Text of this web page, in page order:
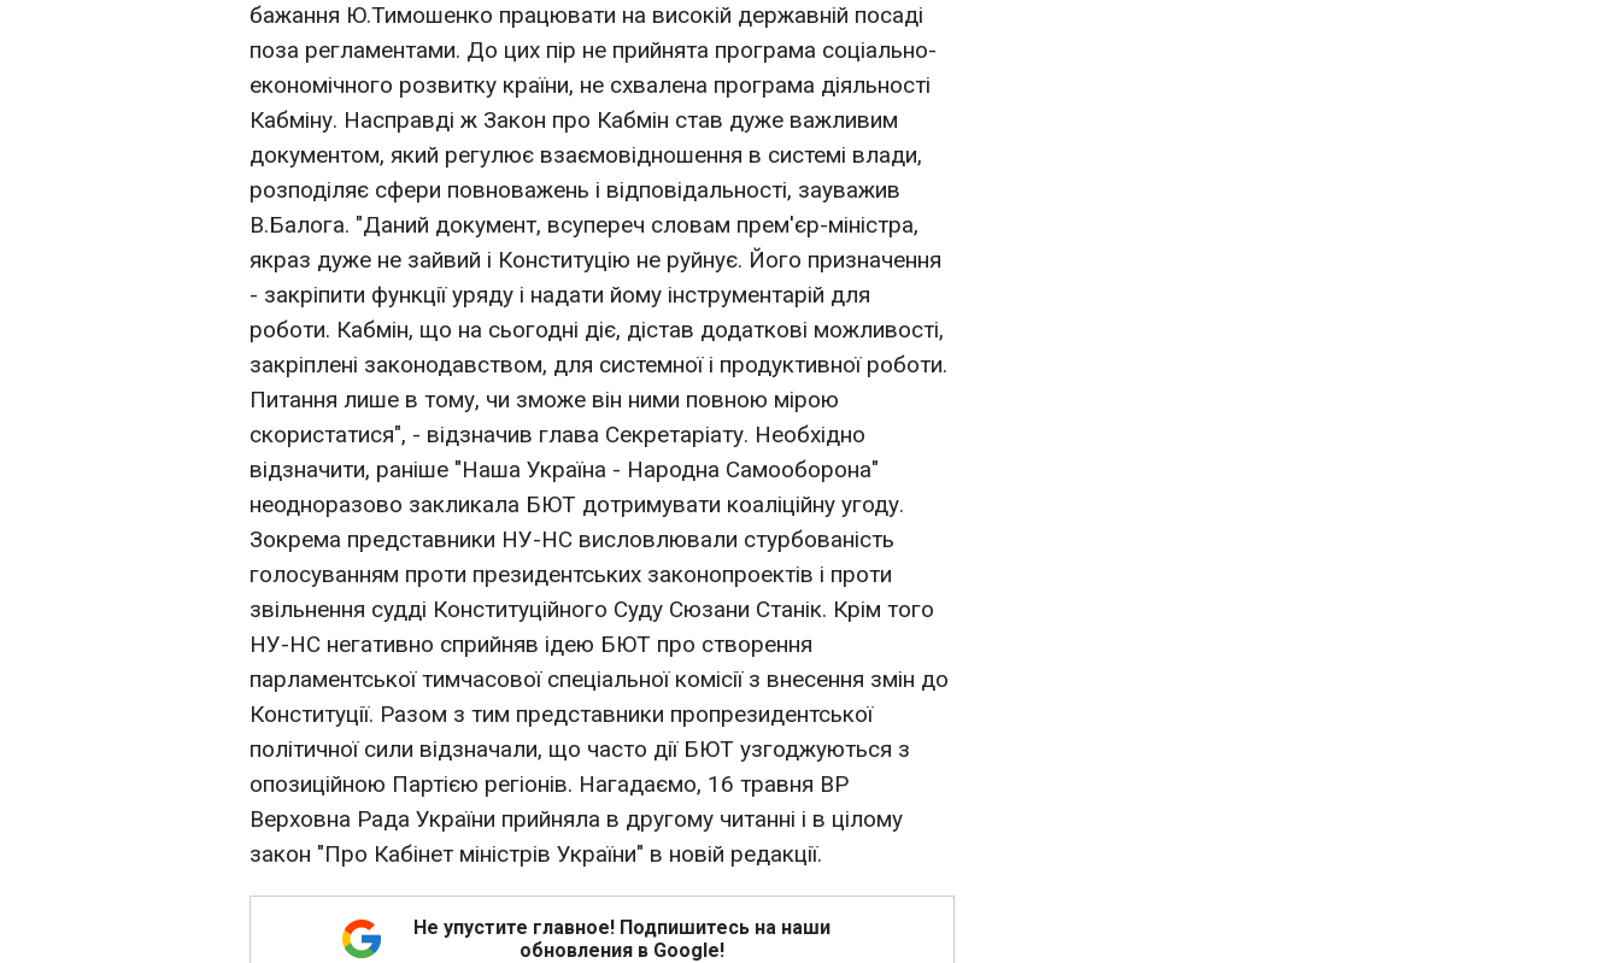
бажання Ю.Тимошенко працювати на високій державній посаді
поза регламентами. До цих пір не прийнята програма соціально-
економічного розвитку країни, не схвалена програма діяльності
Кабміну. Насправді ж Закон про Кабмін став дуже важливим
документом, який регулює взаємовідношення в системі влади,
розподіляє сфери повноважень і відповідальності, зауважив
В.Балога. "Даний документ, всупереч словам прем'єр-міністра,
якраз дуже не зайвий і Конституцію не руйнує. Його призначення
- закріпити функції уряду і надати йому інструментарій для
роботи. Кабмін, що на сьогодні діє, дістав додаткові можливості,
закріплені законодавством, для системної і продуктивної роботи.
Питання лише в тому, чи зможе він ними повною мірою
скористатися", - відзначив глава Секретаріату. Необхідно
відзначити, раніше "Наша Україна - Народна Самооборона"
неодноразово закликала БЮТ дотримувати коаліційну угоду.
Зокрема представники НУ-НС висловлювали стурбованість
голосуванням проти президентських законопроектів і проти
звільнення судді Конституційного Суду Сюзани Станік. Крім того
НУ-НС негативно сприйняв ідею БЮТ про створення
парламентської тимчасової спеціальної комісії з внесення змін до
Конституції. Разом з тим представники пропрезидентської
політичної сили відзначали, що часто дії БЮТ узгоджуються з
опозиційною Партією регіонів. Нагадаємо, 16 травня ВР
Верховна Рада України прийняла в другому читанні і в цілому
закон "Про Кабінет міністрів України" в новій редакції.
Не упустите главное! Подпишитесь на наши
обновления в Google!